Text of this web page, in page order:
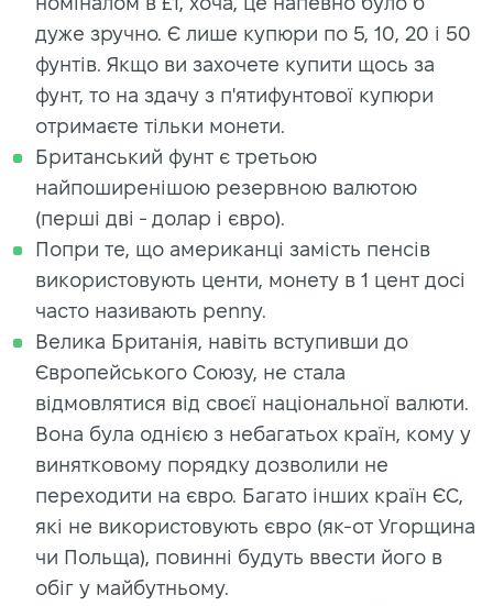
дуже зручно. Є лише купюри по 5, 10, 20 і 50
фунтів. Якщо ви захочете купити щось за
фунт, то на здачу з п'ятифунтової купюри
отримаєте тільки монети.
Британський фунт є третьою
найпоширенішою резервною валютою
(перші дві - долар і євро).
Попри те, що американці замість пенсів
використовують центи, монету в 1 цент досі
часто називають penny.
Велика Британія, навіть вступивши до
Європейського Союзу, не стала
відмовлятися від своєї національної валюти.
Вона була однією з небагатьох країн, кому у
винятковому порядку дозволили не
переходити на євро. Багато інших країн ЄС,
які не використовують євро (як-от Угорщина
чи Польща), повинні будуть ввести його в
обіг у майбутньому.